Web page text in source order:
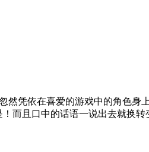
凭依在喜爱的游戏中的角色
而且口中的话语一说出去就换